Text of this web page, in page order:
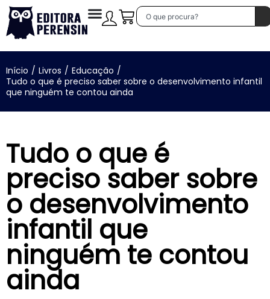
Início / Livros / Educação /
Tudo o que é preciso saber sobre o desenvolvimento infantil
que ninguém te contou ainda
Tudo o que é
preciso saber sobre
o desenvolvimento
infantil que
ninguém te contou
ainda